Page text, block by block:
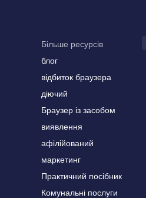
Більше ресурсів
блог
відбиток браузера
діючий
Браузер із засобом
виявлення
афілійований
маркетинг
Практичний посібник
Комунальні послуги